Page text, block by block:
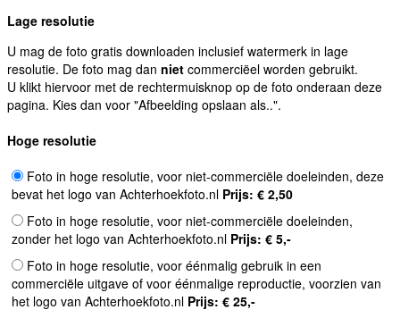
Lage resolutie
U mag de foto gratis downloaden inclusief watermerk in lage
resolutie. De foto mag dan niet commerciëel worden gebruikt.
U klikt hiervoor met de rechtermuisknop op de foto onderaan deze
pagina. Kies dan voor "Afbeelding opslaan als..".
Hoge resolutie
Foto in hoge resolutie, voor niet-commerciële doeleinden, deze
bevat het logo van Achterhoekfoto.nl Prijs: € 2,50
Foto in hoge resolutie, voor niet-commerciële doeleinden,
zonder het logo van Achterhoekfoto.nl Prijs: € 5,-
Foto in hoge resolutie, voor éénmalig gebruik in een
commerciële uitgave of voor éénmalige reproductie, voorzien van
het logo van Achterhoekfoto.nl Prijs: € 25,-